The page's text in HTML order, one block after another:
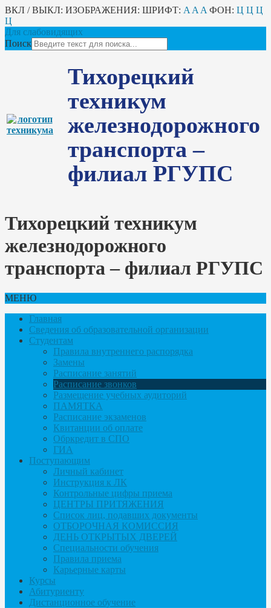
ВКЛ / ВЫКЛ: ИЗОБРАЖЕНИЯ: ШРИФТ: A A A ФОН: Ц Ц Ц
Ц
Для слабовидящих
Поиск
Тихорецкий
техникум
железнодорожного
транспорта –
филиал РГУПС
Тихорецкий техникум
железнодорожного
транспорта – филиал РГУПС
МЕНЮ
Главная
Сведения об образовательной организации
Студентам
Правила внутреннего распорядка
Замены
Расписание занятий
Расписание звонков
Размещение учебных аудиторий
ПАМЯТКА
Расписание экзаменов
Квитанции об оплате
Обркредит в СПО
ГИА
Поступающим
Личный кабинет
Инструкция к ЛК
Контрольные цифры приема
ЦЕНТРЫ ПРИТЯЖЕНИЯ
Список лиц, подавших документы
ОТБОРОЧНАЯ КОМИССИЯ
ДЕНЬ ОТКРЫТЫХ ДВЕРЕЙ
Специальности обучения
Правила приема
Карьерные карты
Курсы
Абитуриенту
Дистанционное обучение